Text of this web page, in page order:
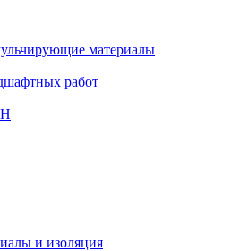
материалы
работ
и изоляция